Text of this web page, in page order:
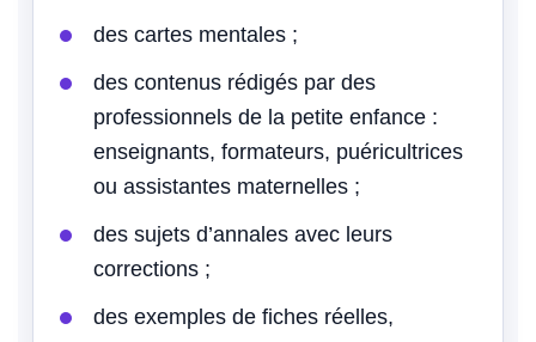
des cartes mentales ;
des contenus rédigés par des
professionnels de la petite enfance :
enseignants, formateurs, puéricultrices
ou assistantes maternelles ;
des sujets d’annales avec leurs
corrections ;
des exemples de fiches réelles,